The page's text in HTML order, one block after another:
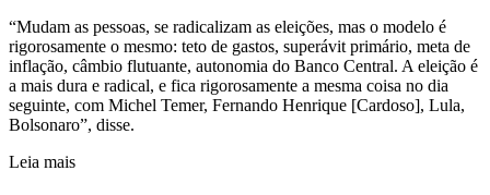
“Mudam as pessoas, se radicalizam as eleições, mas o modelo é
rigorosamente o mesmo: teto de gastos, superávit primário, meta de
inflação, câmbio flutuante, autonomia do Banco Central. A eleição é
a mais dura e radical, e fica rigorosamente a mesma coisa no dia
seguinte, com Michel Temer, Fernando Henrique [Cardoso], Lula,
Bolsonaro”, disse.
Leia mais